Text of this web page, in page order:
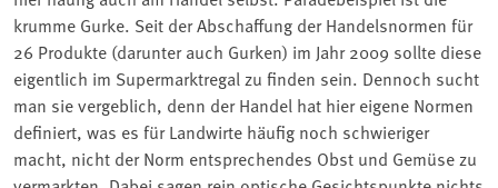
krumme Gurke. Seit der Abschaffung der Handelsnormen für
26 Produkte (darunter auch Gurken) im Jahr 2009 sollte diese
eigentlich im Supermarktregal zu finden sein. Dennoch sucht
man sie vergeblich, denn der Handel hat hier eigene Normen
definiert, was es für Landwirte häufig noch schwieriger
macht, nicht der Norm entsprechendes Obst und Gemüse zu